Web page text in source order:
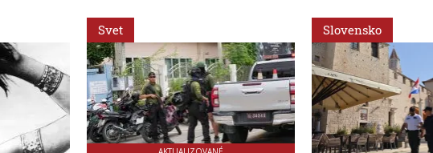
Svet Slovensko